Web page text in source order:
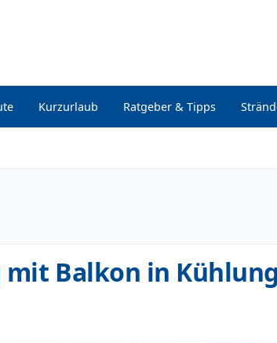
Kurzurlaub Ratgeber & Tipps
Balkon in